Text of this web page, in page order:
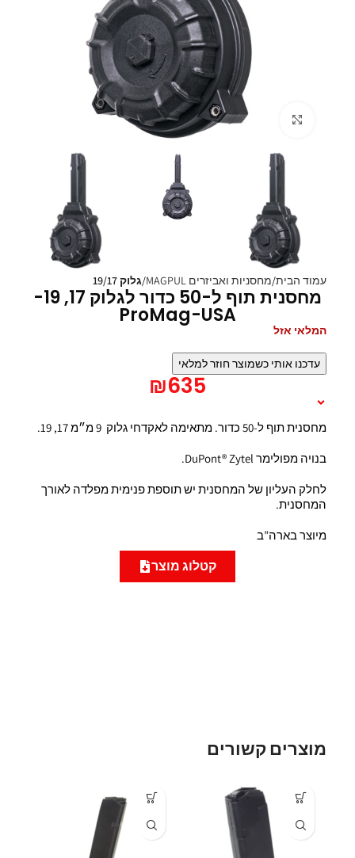
עמוד הבית מחסניות ואביזרים MAGPUL גלוק 19/17
מחסנית תוף ל-50 כדור לגלוק 17, 19-
ProMag-USA
המלאי אזל
עדכנו אותי כשמוצר חוזר למלאי
₪635
מחסנית תוף ל-50 כדור. מתאימה לאקדחי גלוק 9 מ״מ 17, 19.
בנויה מפולימר DuPont® Zytel.
לחלק העליון של המחסנית יש תוספת פנימית מפלדה לאורך
המחסנית.
מיוצר בארה”ב
קטלוג מוצר
Click to enlarge
מוצרים קשורים